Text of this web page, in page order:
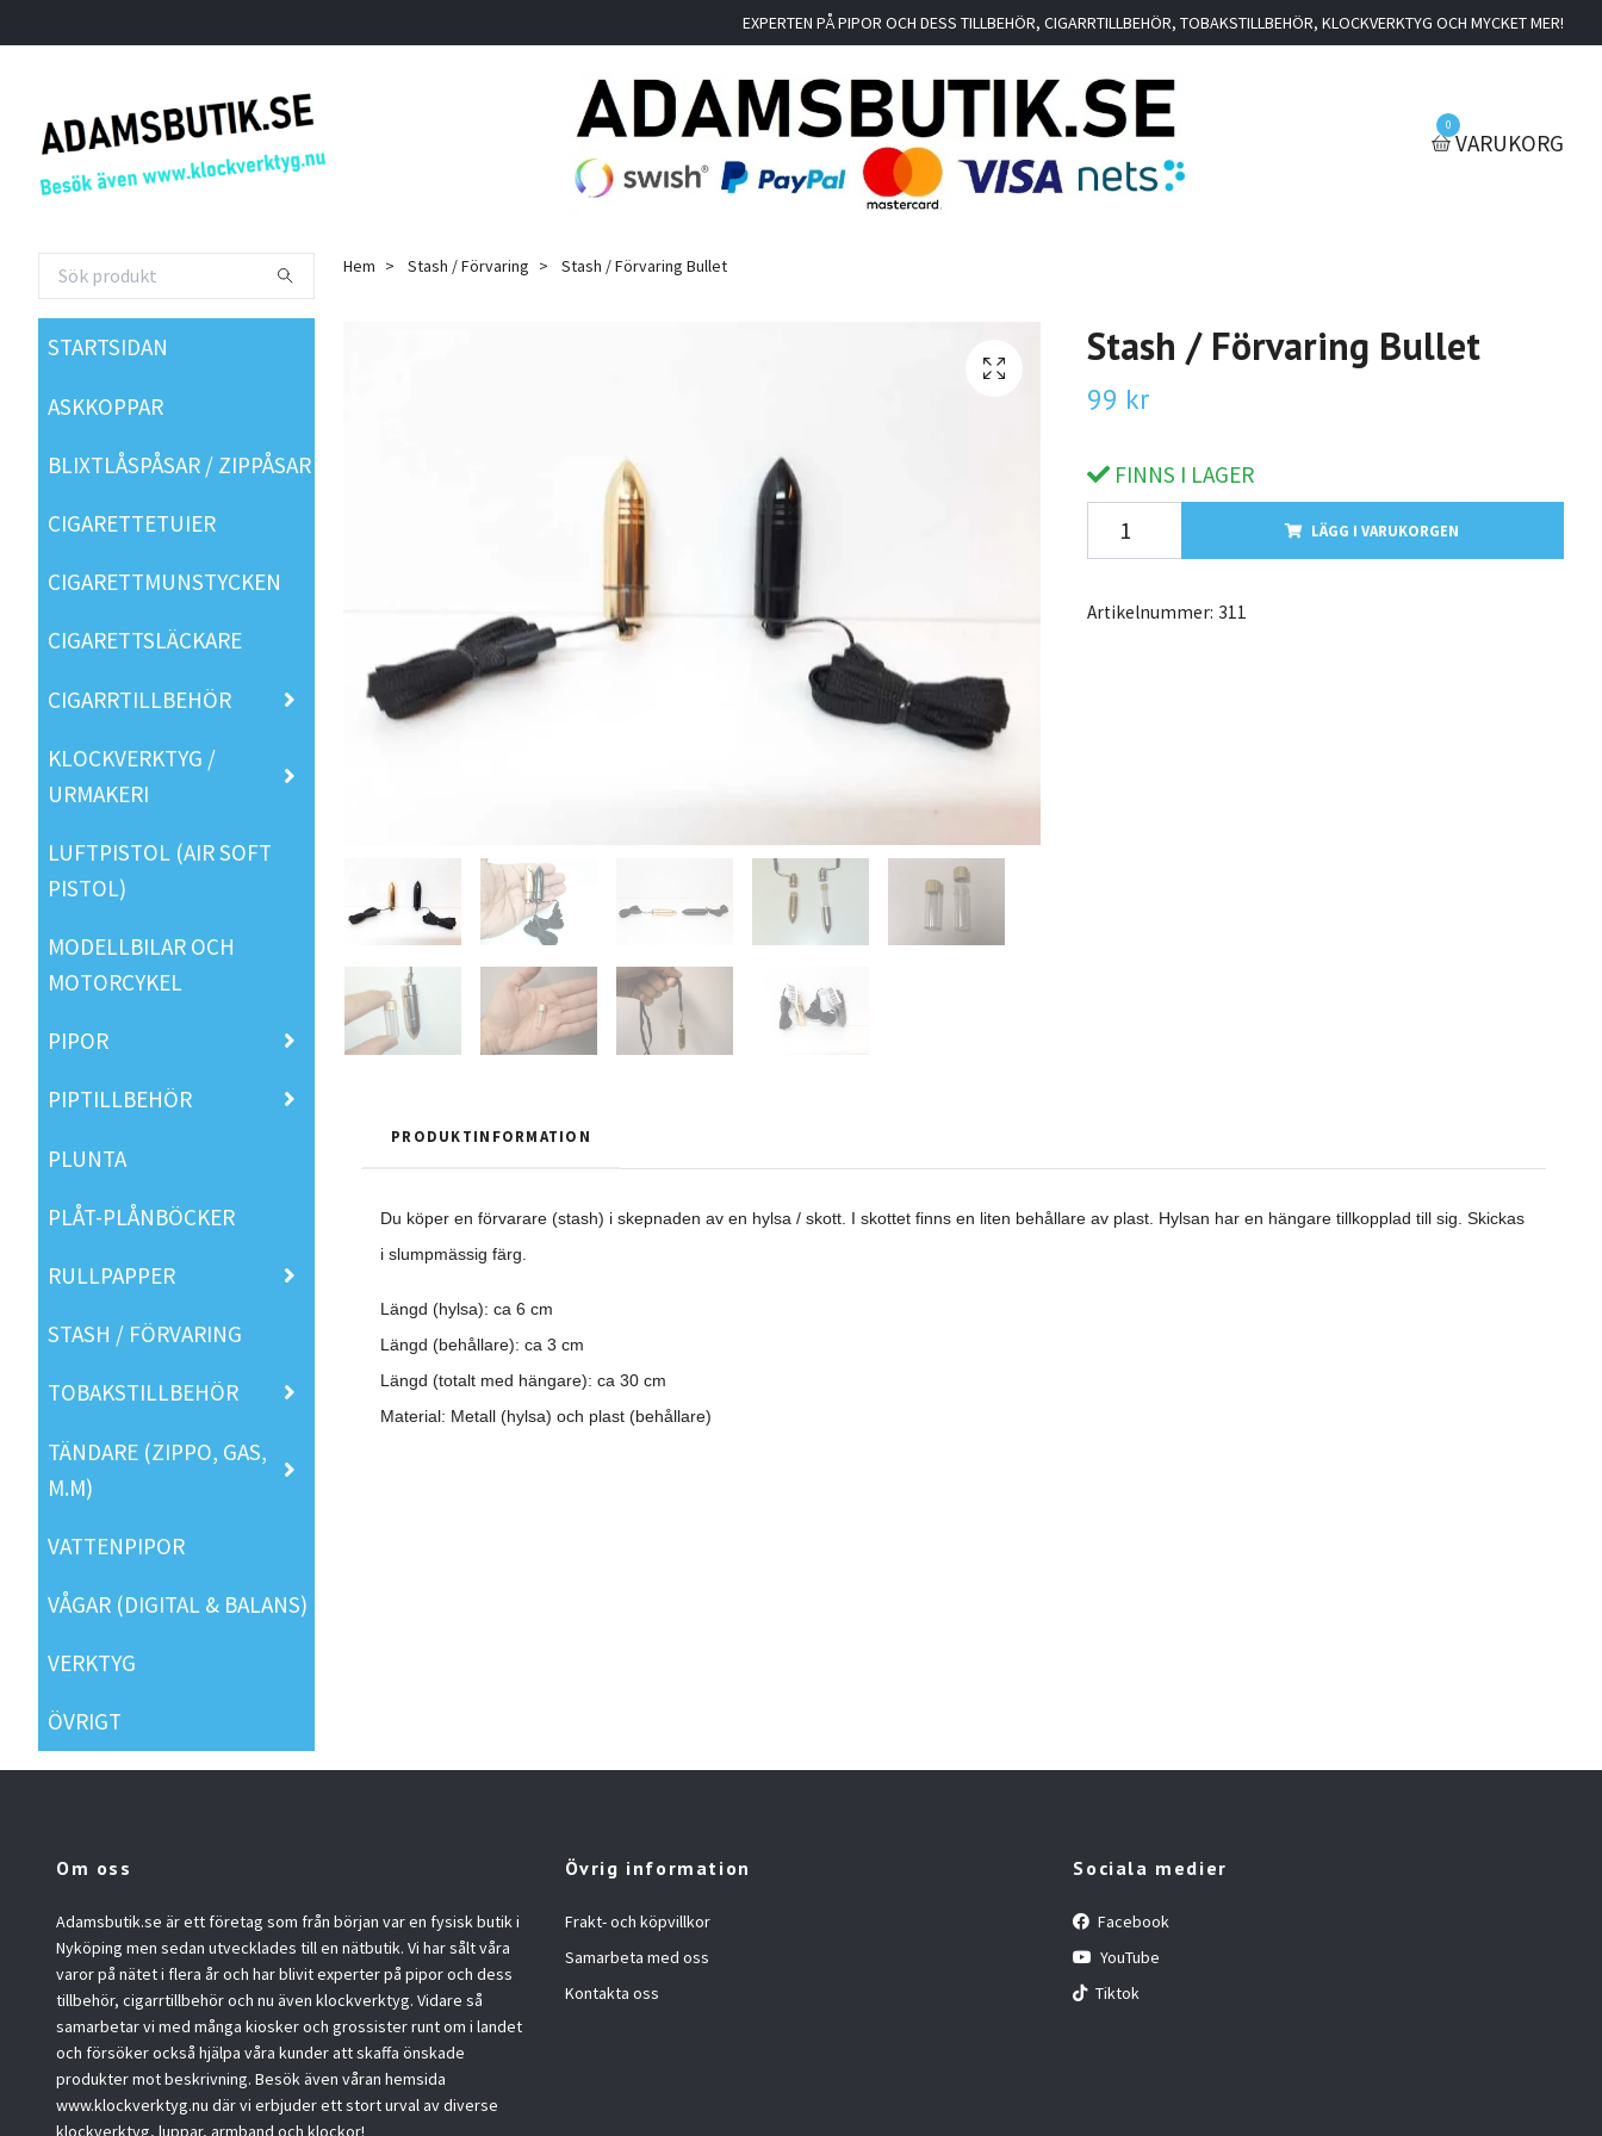
EXPERTEN PÅ PIPOR OCH DESS TILLBEHÖR, CIGARRTILLBEHÖR, TOBAKSTILLBEHÖR, KLOCKVERKTYG OCH MYCKET MER!
0
VARUKORG
STARTSIDAN
ASKKOPPAR
BLIXTLÅSPÅSAR / ZIPPÅSAR
CIGARETTETUIER
CIGARETTMUNSTYCKEN
CIGARETTSLÄCKARE
CIGARRTILLBEHÖR
KLOCKVERKTYG /
URMAKERI
LUFTPISTOL (AIR SOFT
PISTOL)
MODELLBILAR OCH
MOTORCYKEL
PIPOR
PIPTILLBEHÖR
PLUNTA
PLÅT-PLÅNBÖCKER
RULLPAPPER
STASH / FÖRVARING
TOBAKSTILLBEHÖR
TÄNDARE (ZIPPO, GAS,
M.M)
VATTENPIPOR
VÅGAR (DIGITAL & BALANS)
VERKTYG
ÖVRIGT
Hem Stash / Förvaring Stash / Förvaring Bullet
Stash / Förvaring Bullet
99 kr
FINNS I LAGER
LÄGG I VARUKORGEN
Artikelnummer: 311
PRODUKTINFORMATION
Du köper en förvarare (stash) i skepnaden av en hylsa / skott. I skottet finns en liten behållare av plast. Hylsan har en hängare tillkopplad till sig. Skickas
i slumpmässig färg.
Längd (hylsa): ca 6 cm
Längd (behållare): ca 3 cm
Längd (totalt med hängare): ca 30 cm
Material: Metall (hylsa) och plast (behållare)
Om oss
Adamsbutik.se är ett företag som från början var en fysisk butik i
Nyköping men sedan utvecklades till en nätbutik. Vi har sålt våra
varor på nätet i flera år och har blivit experter på pipor och dess
tillbehör, cigarrtillbehör och nu även klockverktyg. Vidare så
samarbetar vi med många kiosker och grossister runt om i landet
och försöker också hjälpa våra kunder att skaffa önskade
produkter mot beskrivning. Besök även våran hemsida
www.klockverktyg.nu där vi erbjuder ett stort urval av diverse
klockverktyg, luppar, armband och klockor!
Övrig information
Frakt- och köpvillkor
Samarbeta med oss
Kontakta oss
Sociala medier
Facebook
YouTube
Tiktok